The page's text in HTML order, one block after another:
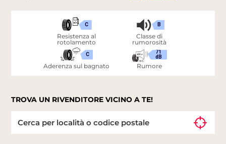
C
Resistenza al
rotolamento
C
Aderenza sul bagnato
B
Classe di
rumorosità
71
dB
Rumore
TROVA UN RIVENDITORE VICINO A TE!